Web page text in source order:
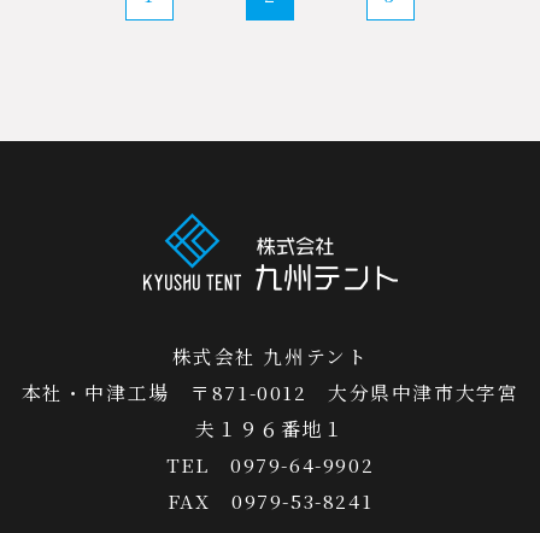
株式会社 九州テント
本社・中津工場 〒871-0012 大分県中津市大字宮
夫１９６番地１
TEL 0979-64-9902
FAX 0979-53-8241